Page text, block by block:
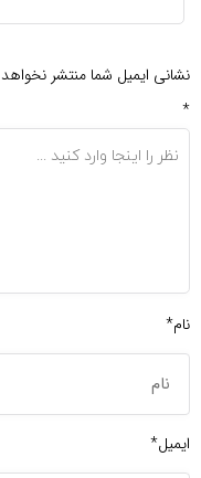
نشانی ایمیل شما منتشر
*
نام*
ایمیل*